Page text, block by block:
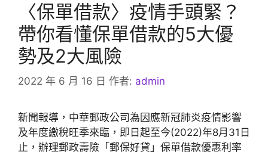
〈保單借款〉疫情手頭緊？
帶你看懂保單借款的5大優
勢及2大風險
2022 年 6 月 16 日 作者: admin
新聞報導，中華郵政公司為因應新冠肺炎疫情影響
及年度繳稅旺季來臨，即日起至今(2022)年8月31日
止，辦理郵政壽險「郵保好貸」保單借款優惠利率